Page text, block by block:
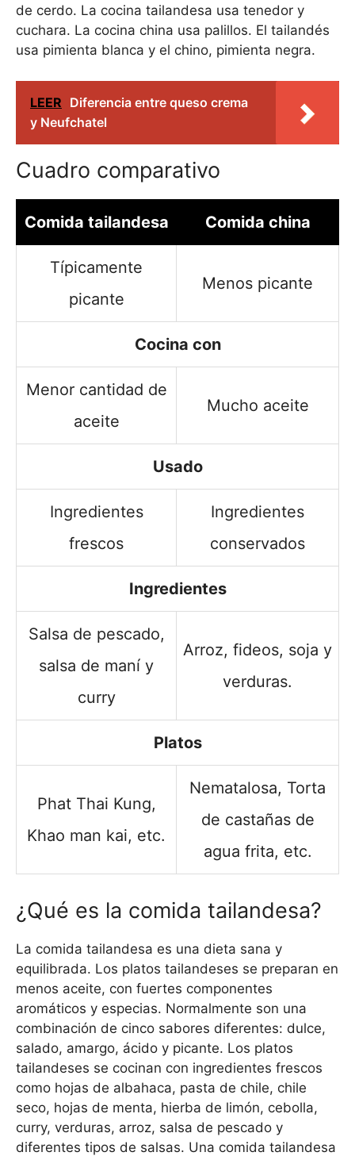
de cerdo. La cocina tailandesa usa tenedor y
cuchara. La cocina china usa palillos. El tailandés
usa pimienta blanca y el chino, pimienta negra.
LEER Diferencia entre queso crema
y Neufchatel
Cuadro comparativo
Comida tailandesa Comida china
Típicamente
picante
Menos picante
Cocina con
Menor cantidad de
aceite
Mucho aceite
Usado
Ingredientes
frescos
Ingredientes
conservados
Ingredientes
Salsa de pescado,
salsa de maní y
curry
Arroz, fideos, soja y
verduras.
Platos
Phat Thai Kung,
Khao man kai, etc.
Nematalosa, Torta
de castañas de
agua frita, etc.
¿Qué es la comida tailandesa?
La comida tailandesa es una dieta sana y
equilibrada. Los platos tailandeses se preparan en
menos aceite, con fuertes componentes
aromáticos y especias. Normalmente son una
combinación de cinco sabores diferentes: dulce,
salado, amargo, ácido y picante. Los platos
tailandeses se cocinan con ingredientes frescos
como hojas de albahaca, pasta de chile, chile
seco, hojas de menta, hierba de limón, cebolla,
curry, verduras, arroz, salsa de pescado y
diferentes tipos de salsas. Una comida tailandesa